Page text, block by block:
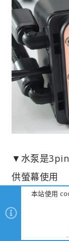
▼水泵是3pin
供螢幕使用
本站使用